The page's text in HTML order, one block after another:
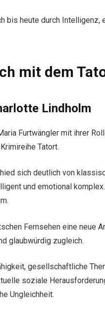
bis heute durch Intelligenz,
mit dem
Lindholm
Furtwängler mit ihrer
Tatort.
sich deutlich von
und emotional
Fernsehen eine neue
glaubwürdig zugleich.
gesellschaftliche
soziale
Ungleichheit.